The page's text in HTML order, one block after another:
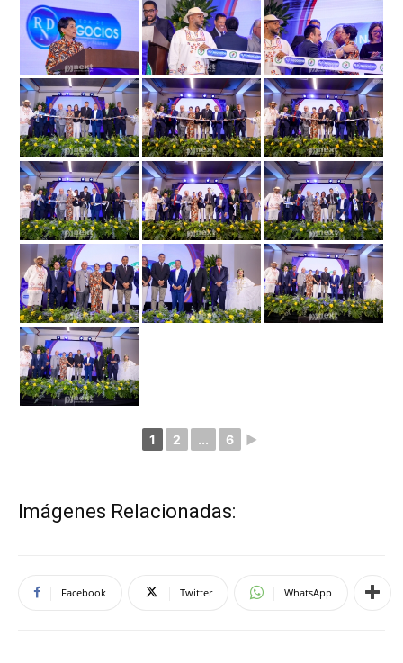
1 2 ... 6 ►
Imágenes Relacionadas:
Facebook Twitter WhatsApp